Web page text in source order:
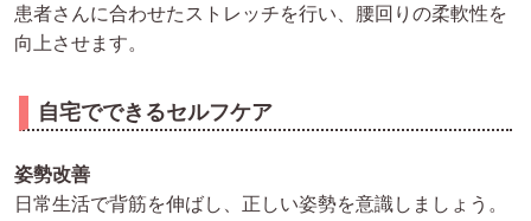
患者さんに合わせたストレッチを行い、腰回りの柔軟性を
向上させます。
自宅でできるセルフケア
姿勢改善
日常生活で背筋を伸ばし、正しい姿勢を意識しましょう。